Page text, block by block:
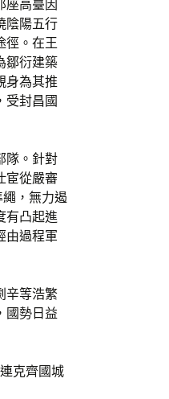
座高臺因
陰陽五行
徑。在王
鄒衍建築
身為其推
受封昌國
隊。針對
宦從嚴審
繩，無力遏
有凸起進
由過程軍
辛等浩繁
國勢日益
克齊國城